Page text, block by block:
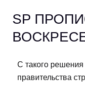
SP
С такого
правительства